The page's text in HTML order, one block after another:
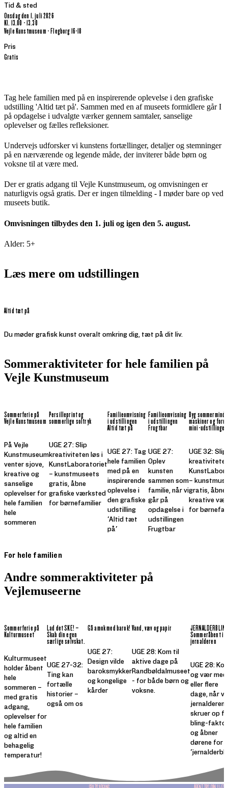
Tid & sted
onsdag den 1. juli 2026
kl. 13.00 - 13.30
Vejle Kunstmuseum - Flegborg 16-18
Pris
Gratis
Tag hele familien med på en inspirerende oplevelse i den grafiske
udstilling 'Altid tæt på'. Sammen med en af museets formidlere går I
på opdagelse i udvalgte værker gennem samtaler, sanselige
oplevelser og fælles refleksioner.
Undervejs udforsker vi kunstens fortællinger, detaljer og stemninger
på en nærværende og legende måde, der inviterer både børn og
voksne til at være med.
Der er gratis adgang til Vejle Kunstmuseum, og omvisningen er
naturligvis også gratis. Der er ingen tilmelding - I møder bare op ved
museets butik.
Omvisningen tilbydes den 1. juli og igen den 5. august.
Alder: 5+
Læs mere om udstillingen
Altid tæt på
Du møder grafisk kunst overalt omkring dig, tæt på dit liv.
Sommeraktiviteter for hele familien på
Vejle Kunstmuseum
Sommerferie på
Vejle Kunstmuseum
På Vejle
Kunstmuseum
venter sjove,
kreative og
sanselige
oplevelser for
hele familien
hele
sommeren
Persilleprint og
sommerlige soltryk
UGE 27: Slip
kreativiteten løs i
KunstLaboratoriet
– kunstmuseets
gratis, åbne
grafiske værksted
for børnefamilier
Familieomvisning
i udstillingen
Altid tæt på
UGE 27: Tag
hele familien
med på en
inspirerende
oplevelse i
den grafiske
udstilling
'Altid tæt
på'
Familieomvisning
i udstillingen
Frugtbar
UGE 27:
Oplev
kunsten
sammen som
familie, når vi
går på
opdagelse i
udstillingen
Frugtbar
Byg
maskiner og
mini-udstillinger
UGE 32: Slip
–
gratis, åbne
kreative
for
For hele familien
Andre sommeraktiviteter på
Vejlemuseerne
Sommerferie på
Kulturmuseet
Kulturmuseet
holder åbent
hele
sommeren –
med gratis
adgang,
oplevelser for
hele familien
og altid en
behagelig
temperatur!
Lad det SKE! –
Skab din egen
særlige sølvskat.
UGE 27-32:
Ting kan
fortælle
historier –
også om os
Gå amok med barok!
UGE 27:
Design vilde
baroksmykker
og kongelige
kårder
Vand, væv og papir
UGE 28: Kom til
aktive dage på
Randbøldalmuseet
- for både børn og
voksne.
Sommeråbent i
jernalderen
UGE 28:
og vær med
eller flere
dage, når vi
jernalderen
skruer op
bling-
og åbner
dørene for